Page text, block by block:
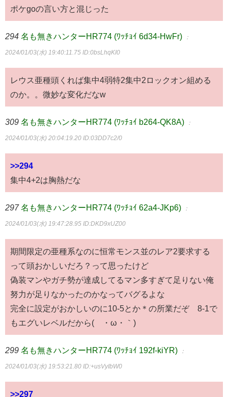
ポケgoの言い方と混じった
294 名も無きハンターHR774 (ﾜｯﾁｮｲ 6d34-HwFr) ：
2024/01/03(水) 19:40:11.75 ID:0bsLhqKI0
レウス亜種頭くれば集中4弱特2集中2ロックオン組める
のか。。微妙な変化だなw
309 名も無きハンターHR774 (ﾜｯﾁｮｲ b264-QK8A) ：
2024/01/03(水) 20:04:19.20 ID:03DD7c2/0
>>294
集中4+2は胸熱だな
297 名も無きハンターHR774 (ﾜｯﾁｮｲ 62a4-JKp6) ：
2024/01/03(水) 19:47:28.95 ID:DKD9xUZ00
期間限定の亜種系なのに恒常モンス並のレア2要求する
って頭おかしいだろ？って思ったけど
偽装マンやガチ勢が達成してるマン多すぎて足りない俺
努力が足りなかったのかなってバグるよな
完全に設定がおかしいのに10-5とか＊の所業だぞ 8-1で
もエグいレベルだから(´・ω・｀)
299 名も無きハンターHR774 (ﾜｯﾁｮｲ 192f-kiYR) ：
2024/01/03(水) 19:53:21.80 ID:+usVyIbW0
>>297